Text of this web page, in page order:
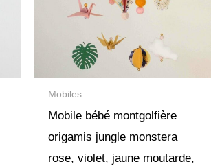
Mobiles
Mobile bébé montgolfière
origamis jungle monstera
rose, violet, jaune moutarde,